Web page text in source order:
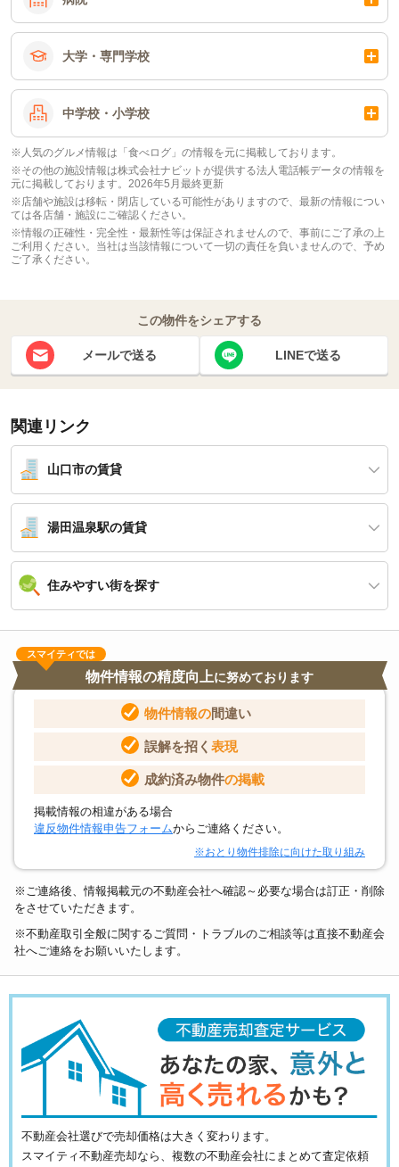
大学・専門学校
中学校・小学校
※人気のグルメ情報は「食べログ」の情報を元に掲載しております。
※その他の施設情報は株式会社ナビットが提供する法人電話帳データの情報を
元に掲載しております。2026年5月最終更新
※店舗や施設は移転・閉店している可能性がありますので、最新の情報につい
ては各店舗・施設にご確認ください。
※情報の正確性・完全性・最新性等は保証されませんので、事前にご了承の上
ご利用ください。当社は当該情報について一切の責任を負いませんので、予め
ご了承ください。
この物件をシェアする
メールで送る LINEで送る
関連リンク
山口市の賃貸
湯田温泉駅の賃貸
住みやすい街を探す
スマイティでは
物件情報の精度向上に努めております
物件情報の間違い
誤解を招く 表現
成約済み物件の掲載
掲載情報の相違がある場合
違反物件情報申告フォームからご連絡ください。
※おとり物件排除に向けた取り組み
※ご連絡後、情報掲載元の不動産会社へ確認～必要な場合は訂正・削除
をさせていただきます。
※不動産取引全般に関するご質問・トラブルのご相談等は直接不動産会
社へご連絡をお願いいたします。
不動産会社選びで売却価格は大きく変わります。
スマイティ不動産売却なら、複数の不動産会社にまとめて査定依頼